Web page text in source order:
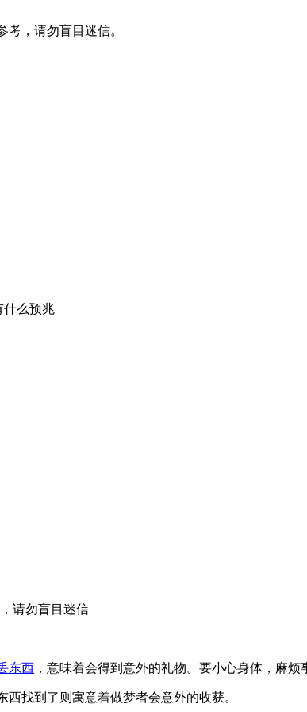
，请勿盲目迷信。
什么预兆
请勿盲目迷信
东西 ，意味着会得到意外的礼物。要小心身体，麻烦
找到了则寓意着做梦者会意外的收获。